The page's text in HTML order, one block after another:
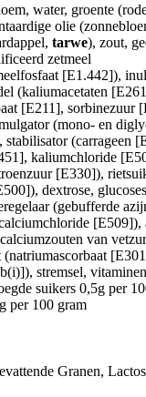
water, groente
olie
tarwe), zout,
zetmeel
[E1.442]),
(kaliumacetaten
[E211], sorbinezuur
(mono- en
, stabilisator (carrageen
kaliumchloride
[E330]),
dextrose,
(gebufferde
[E509]),
van
stremsel,
suikers 0,5g per
per 100 gram
Granen,